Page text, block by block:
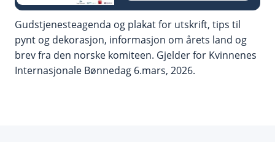
Gudstjenesteagenda og plakat for utskrift, tips til
pynt og dekorasjon, informasjon om årets land og
brev fra den norske komiteen. Gjelder for Kvinnenes
Internasjonale Bønnedag 6.mars, 2026.